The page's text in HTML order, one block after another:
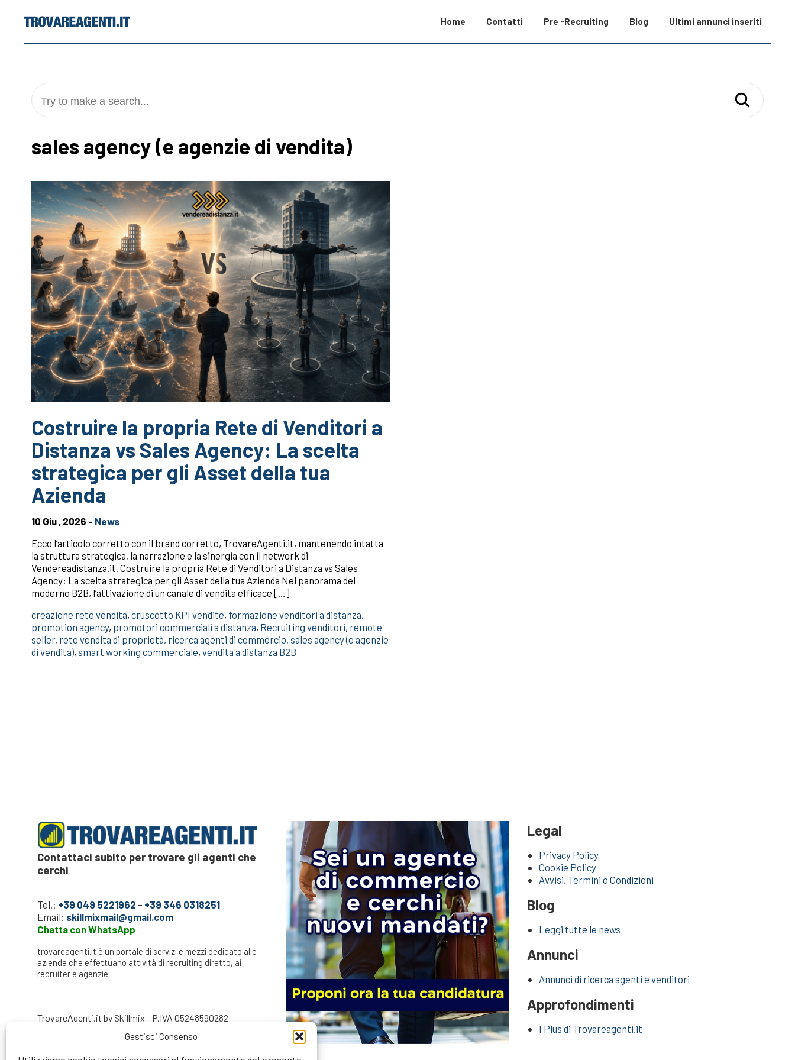
Gestisci Consenso
content
Home Contatti Pre -Recruiting Blog Ultimi annunci inseriti
Try to make a search...
sales agency (e agenzie di vendita)
Costruire la propria Rete di Venditori a
Distanza vs Sales Agency: La scelta
strategica per gli Asset della tua
Azienda
10 Giu , 2026 - News
Ecco l’articolo corretto con il brand corretto, TrovareAgenti.it, mantenendo intatta
la struttura strategica, la narrazione e la sinergia con il network di
Vendereadistanza.it. Costruire la propria Rete di Venditori a Distanza vs Sales
Agency: La scelta strategica per gli Asset della tua Azienda Nel panorama del
moderno B2B, l’attivazione di un canale di vendita efficace […]
creazione rete vendita, cruscotto KPI vendite, formazione venditori a distanza,
promotion agency, promotori commerciali a distanza, Recruiting venditori, remote
seller, rete vendita di proprietà, ricerca agenti di commercio, sales agency (e agenzie
di vendita), smart working commerciale, vendita a distanza B2B
Contattaci subito per trovare gli agenti che
cerchi
Tel.: +39 049 5221962 - +39 346 0318251
Email: skillmixmail@gmail.com
Chatta con WhatsApp
trovareagenti.it è un portale di servizi e mezzi dedicato alle
aziende che effettuano attività di recruiting diretto, ai
recruiter e agenzie.
TrovareAgenti.it by Skillmix - P.IVA 05248590282
Legal
Privacy Policy
Cookie Policy
Avvisi, Termini e Condizioni
Blog
Leggi tutte le news
Annunci
Annunci di ricerca agenti e venditori
Approfondimenti
I Plus di Trovareagenti.it